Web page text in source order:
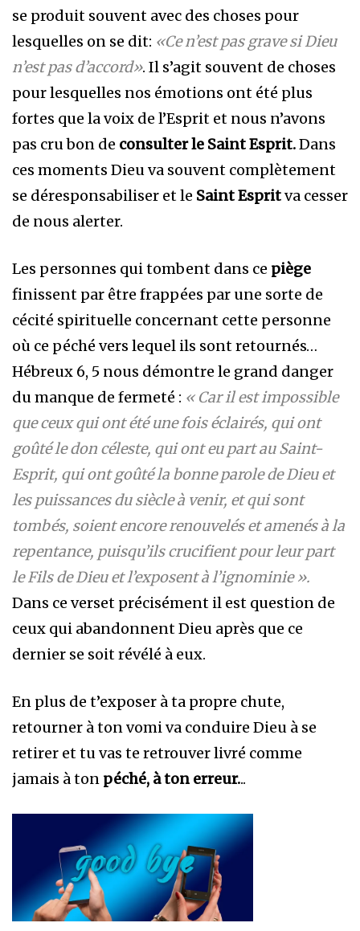
se produit souvent avec des choses pour
lesquelles on se dit: «Ce n’est pas grave si Dieu
n’est pas d’accord». Il s’agit souvent de choses
pour lesquelles nos émotions ont été plus
fortes que la voix de l’Esprit et nous n’avons
pas cru bon de consulter le Saint Esprit.Dans
ces moments Dieu va souvent complètement
se déresponsabiliser et le Saint Espritva cesser
de nous alerter.
Les personnes qui tombent dans ce piège
finissent par être frappées par une sorte de
cécité spirituelle concernant cette personne
où ce péché vers lequel ils sont retournés…
Hébreux 6, 5 nous démontre le grand danger
du manque de fermeté : « Car il est impossible
que ceux qui ont été une fois éclairés, qui ont
goûté le don céleste, qui ont eu part au Saint-
Esprit, qui ont goûté la bonne parole de Dieu et
les puissances du siècle à venir, et qui sont
tombés, soient encore renouvelés et amenés à la
repentance, puisqu’ils crucifient pour leur part
le Fils de Dieu et l’exposent à l’ignominie ».
Dans ce verset précisément il est question de
ceux qui abandonnent Dieu après que ce
dernier se soit révélé à eux.
En plus de t’exposer à ta propre chute,
retourner à ton vomi va conduire Dieu à se
retirer et tu vas te retrouver livré comme
jamais à ton péché, à ton erreur...